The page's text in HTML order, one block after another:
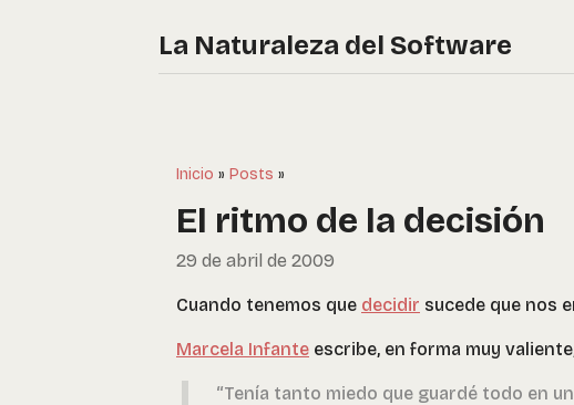
La Naturaleza del Software
Inicio » Posts »
El ritmo de la decisión
29 de abril de 2009
Cuando tenemos que decidir sucede que nos
Marcela Infante escribe, en forma muy
“Tenía tanto miedo que guardé todo en